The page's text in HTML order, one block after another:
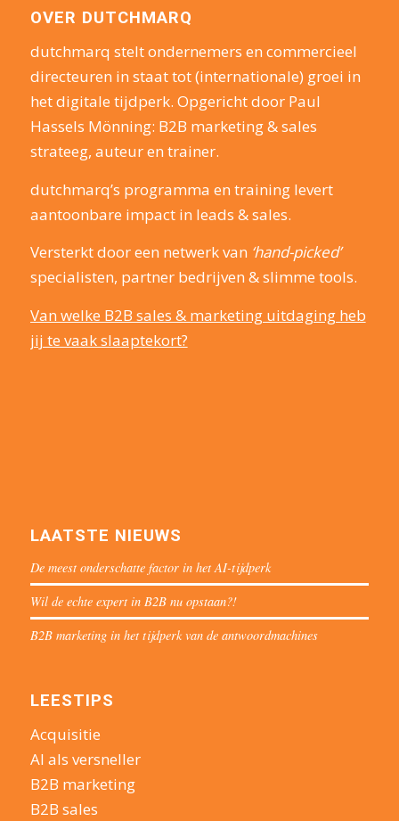
OVER DUTCHMARQ
dutchmarq stelt ondernemers en commercieel
directeuren in staat tot (internationale) groei in
het digitale tijdperk. Opgericht door Paul
Hassels Mönning: B2B marketing & sales
strateeg, auteur en trainer.
dutchmarq’s programma en training levert
aantoonbare impact in leads & sales.
Versterkt door een netwerk van ‘hand-picked’
specialisten, partner bedrijven & slimme tools.
Van welke B2B sales & marketing uitdaging heb
jij te vaak slaaptekort?
LAATSTE NIEUWS
De meest onderschatte factor in het AI-tijdperk
Wil de echte expert in B2B nu opstaan?!
B2B marketing in het tijdperk van de antwoordmachines
LEESTIPS
Acquisitie
AI als versneller
B2B marketing
B2B sales